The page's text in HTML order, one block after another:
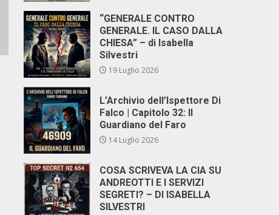
“GENERALE CONTRO
GENERALE. IL CASO DALLA
CHIESA” – di Isabella
Silvestri
19 Luglio 2026
L’Archivio dell’Ispettore Di
Falco | Capitolo 32: Il
Guardiano del Faro
14 Luglio 2026
COSA SCRIVEVA LA CIA SU
ANDREOTTI E I SERVIZI
SEGRETI? – DI ISABELLA
SILVESTRI